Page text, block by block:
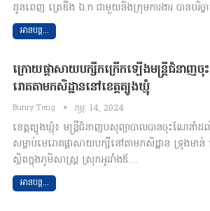
ដូនពេញ ត្រេឌីង ឯ.ក ជាមួយនិងក្រុមការងារ បានបរិច្
អានបន្ត...
ក្រោយផ្ដាសាយបក្សីកក្រើកទ្បើងមន្ត្រីជំនាញចុ
រោគតាមកសិដ្ឋាននៅខេត្តត្បូងឃ្មុំ
Bunry Teng កុម្ភៈ 14, 2024
ខេត្តត្បូងឃ្មុំ៖ មន្ត្រីជំនាញបសុព្យាបាលបានចុះណែនាំដ
សម្លាប់មេរោគផ្ដាសាយបក្សីនៅតាមកសិដ្ឋាន ទ្រុងមាន់
ស្ថិតក្នុងភូមិសាស្ត្រ ស្រុកអូររាំងឪ…
អានបន្ត...